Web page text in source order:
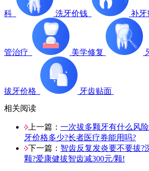
科 洗牙价钱 补牙
管治疗 美学修复
拔牙价格
牙齿贴面
相关阅读
上一篇： 一次拔多颗牙有什么风
牙价格多少?长者医疗券能用吗?
下一篇： 智齿反复发炎要不要拔?
颗?爱康健拔智齿减300元/颗!